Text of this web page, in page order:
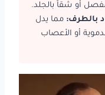
أو شقاً بالجلد.
بالطرف: مما يدل
أو الأعصاب